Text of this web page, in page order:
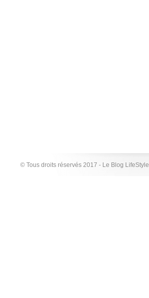
© Tous droits réservés 2017 - Le Blog LifeStyle